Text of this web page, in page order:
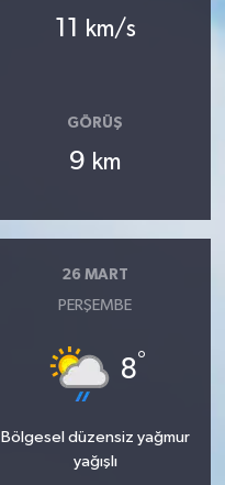
11 km/s
GÖRÜŞ
9 km
26 MART
PERŞEMBE
8°
Bölgesel düzensiz yağmur
yağışlı